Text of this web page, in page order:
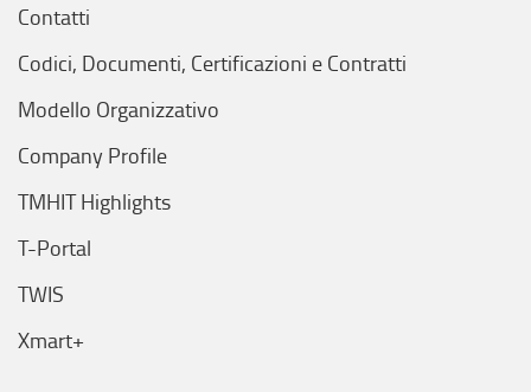
Contatti
Codici, Documenti, Certificazioni e Contratti
Modello Organizzativo
Company Profile
TMHIT Highlights
T-Portal
TWIS
Xmart+